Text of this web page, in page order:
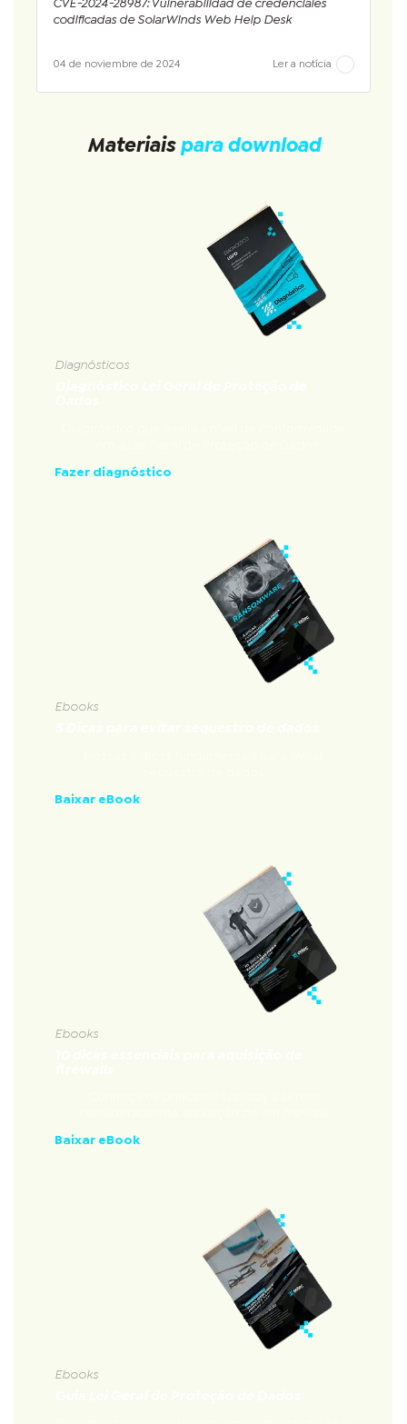
CVE-2024-28987: Vulnerabilidad de credenciales
codificadas de SolarWinds Web Help Desk
04 de noviembre de 2024 Ler a notícia
Materiais para download
Diagnósticos
Fazer diagnóstico
Ebooks
Baixar eBook
Ebooks
Baixar eBook
Ebooks